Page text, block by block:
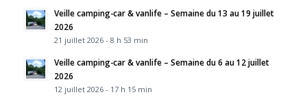
Veille camping-car & vanlife – Semaine du 13 au 19 juillet
2026
21 juillet 2026 - 8 h 53 min
Veille camping-car & vanlife – Semaine du 6 au 12 juillet
2026
12 juillet 2026 - 17 h 15 min